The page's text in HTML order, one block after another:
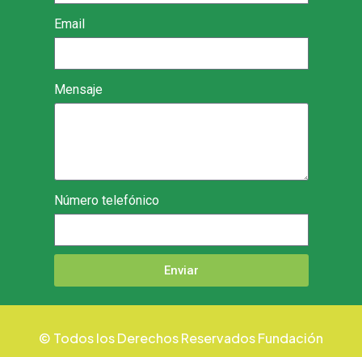
Email
Mensaje
Número telefónico
Enviar
© Todos los Derechos Reservados Fundación